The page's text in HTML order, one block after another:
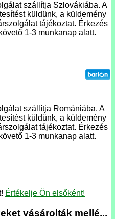
szállítja Szlovákiába. A
küldünk, a küldemény
tájékoztat. Érkezés
1-3 munkanap alatt.
szállítja Romániába. A
küldünk, a küldemény
tájékoztat. Érkezés
1-3 munkanap alatt.
Értékelje Ön elsőként!
vásárolták mellé...